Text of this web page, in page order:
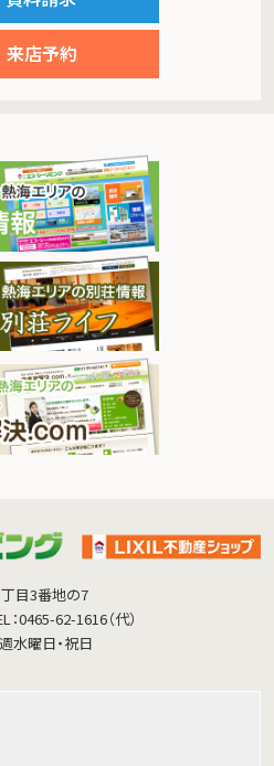
来店予約
目3番地の7
：0465-62-1616（代）
水曜日・祝日